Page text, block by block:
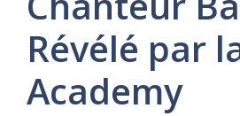
Révélé par
Academy